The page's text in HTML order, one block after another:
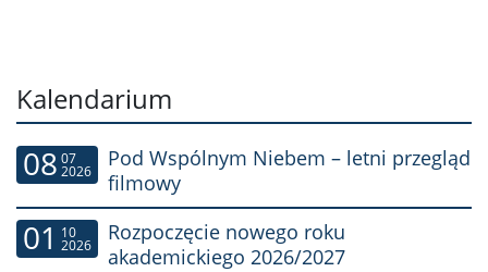
Biblioteka
Aktywności
Kalendarium
08 07
2026
Pod Wspólnym Niebem – letni przegląd
filmowy
01 10
2026
Rozpoczęcie nowego roku
akademickiego 2026/2027